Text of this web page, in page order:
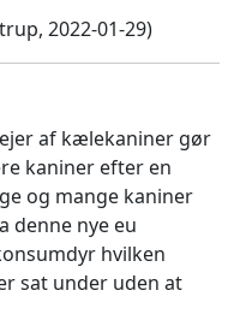
2022-01-29)
af kælekaniner gør
kaniner efter en
og mange kaniner
denne nye eu
hvilken
sat under uden at